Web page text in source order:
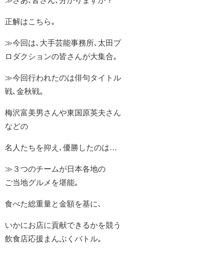
正解はこちら｡
≫今回は､大手芸能事務所､太田プ
ロダクションの皆さんが大集合｡
≫今回行われたのは俳句タイトル
戦､金秋戦｡
梅沢富美男さんや東国原英夫さん
などの
名人たちを抑え､優勝したのは…
≫３つのチームが日本各地の
ご当地グルメを堪能｡
食べた総重量と金額を基に､
いかにお店に貢献できるかを競う
飲食店応援まんぷくバトル｡